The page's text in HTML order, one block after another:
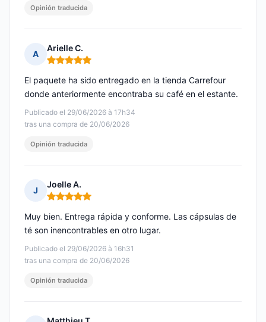
Opinión traducida
A
Arielle C.
Nota: 5 de 5
Publicado el 29/06/2026 à 17h34
tras una compra de 20/06/2026
El paquete ha sido entregado en la tienda Carrefour
donde anteriormente encontraba su café en el estante.
Opinión traducida
J
Joelle A.
Nota: 5 de 5
Publicado el 29/06/2026 à 16h31
tras una compra de 20/06/2026
Muy bien. Entrega rápida y conforme. Las cápsulas de
té son inencontrables en otro lugar.
Opinión traducida